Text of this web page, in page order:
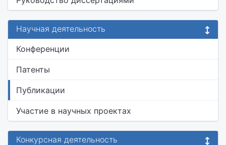
Научная деятельность
Конференции
Патенты
Публикации
Участие в научных проектах
Конкурсная деятельность